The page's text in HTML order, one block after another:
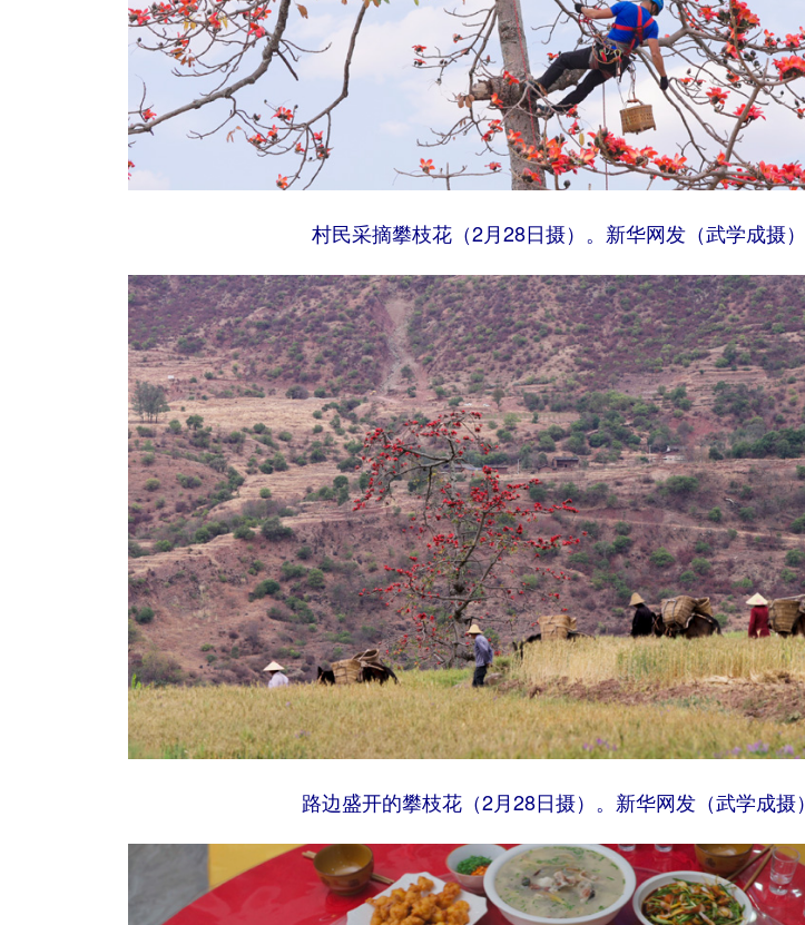
村民采摘攀枝花（2月28日摄）。新华网发（武学成摄）
路边盛开的攀枝花（2月28日摄）。新华网发（武学成摄）